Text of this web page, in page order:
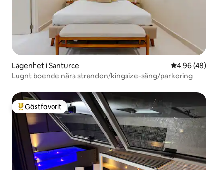
Lägenhet i Santurce 4,96 av 5 i
4,96 (48)
Lugnt boende nära stranden/kingsize-säng/parkering
Populär gästfavorit
Gästfavorit